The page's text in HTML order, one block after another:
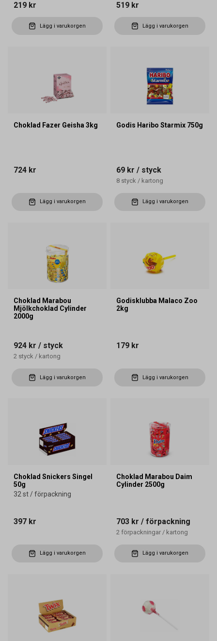
219 kr
Lägg i varukorgen
519 kr
Lägg i varukorgen
Choklad Fazer Geisha 3kg
724 kr
Lägg i varukorgen
Godis Haribo Starmix 750g
69 kr / styck
8 styck / kartong
Lägg i varukorgen
Choklad Marabou
Mjölkchoklad Cylinder
2000g
924 kr / styck
2 styck / kartong
Lägg i varukorgen
Godisklubba Malaco Zoo
2kg
179 kr
Lägg i varukorgen
Choklad Snickers Singel
50g
32 st / förpackning
397 kr
Lägg i varukorgen
Choklad Marabou Daim
Cylinder 2500g
703 kr / förpackning
2 förpackningar / kartong
Lägg i varukorgen